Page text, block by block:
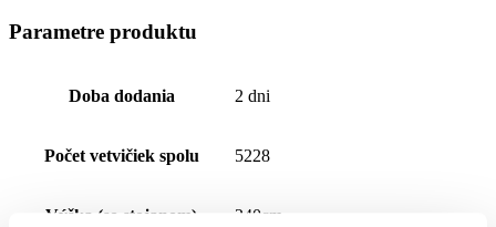
Parametre produktu
Doba dodania 2 dni
Počet vetvičiek spolu 5228
Výška (so stojanom) 240cm